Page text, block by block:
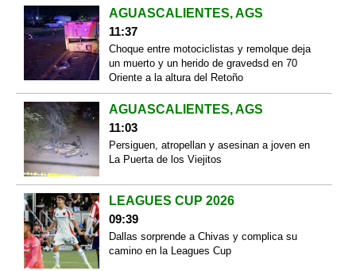
AGUASCALIENTES, AGS
11:37
Choque entre motociclistas y remolque deja
un muerto y un herido de gravedsd en 70
Oriente a la altura del Retoño
AGUASCALIENTES, AGS
11:03
Persiguen, atropellan y asesinan a joven en
La Puerta de los Viejitos
LEAGUES CUP 2026
09:39
Dallas sorprende a Chivas y complica su
camino en la Leagues Cup